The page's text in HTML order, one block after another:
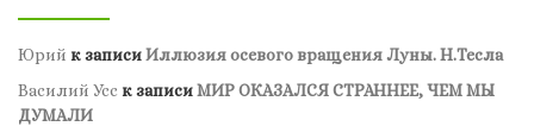
Юрий к записиИллюзия осевого вращения Луны. Н.Тесла
Василий Усс к записиМИР ОКАЗАЛСЯ СТРАННЕЕ, ЧЕМ МЫ
ДУМАЛИ